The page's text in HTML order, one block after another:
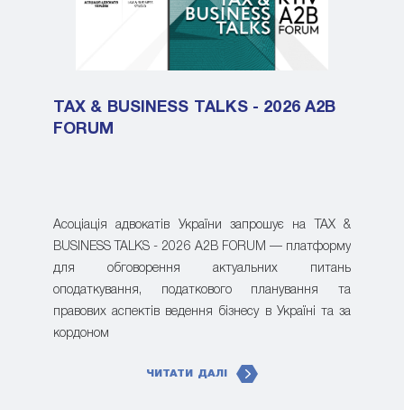
TAX & BUSINESS TALKS - 2026 A2B
FORUM
Асоціація адвокатів України запрошує на TAX &
BUSINESS TALKS - 2026 A2B FORUM — платформу
для обговорення актуальних питань
оподаткування, податкового планування та
правових аспектів ведення бізнесу в Україні та за
кордоном
ЧИТАТИ ДАЛІ